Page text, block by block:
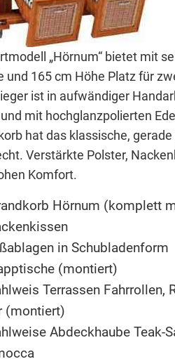
„Hörnum“ bietet mit
und 165 cm Höhe Platz für
ist in aufwändiger
mit hochglanzpolierten
hat das klassische,
Verstärkte Polster,
Komfort.
Hörnum (komplett
in Schubladenform
(montiert)
Terrassen Fahrrollen,
(montiert)
Abdeckhaube Teak-